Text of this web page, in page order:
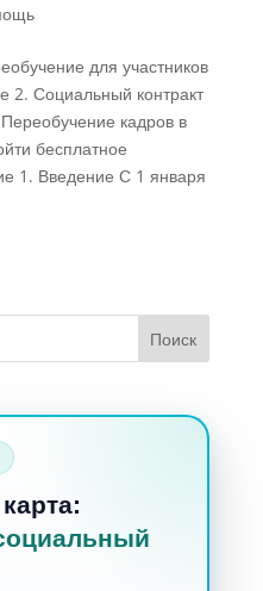
для участников
Социальный контракт
кадров в
бесплатное
1. Введение С 1 января